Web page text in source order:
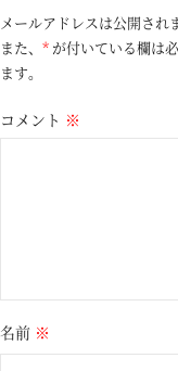
メールアドレスは公開され
また、 * が付いている欄は
ます。
コメント ※
名前 ※